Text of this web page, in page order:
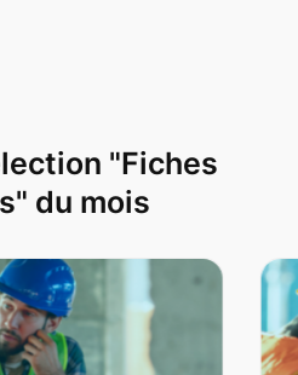
"Fiches
du mois